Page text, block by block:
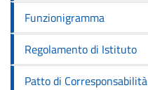
Funzionigramma
Regolamento di Istituto
Patto di Corresponsabilità